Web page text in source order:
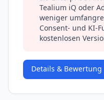
Tealium iQ oder
weniger
Consent- und KI-
kostenlosen
Details & Bewertung